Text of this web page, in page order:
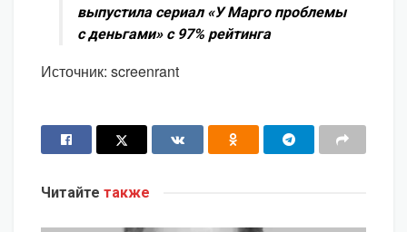
выпустила сериал «У Марго проблемы
с деньгами» с 97% рейтинга
Источник: screenrant
Читайте также